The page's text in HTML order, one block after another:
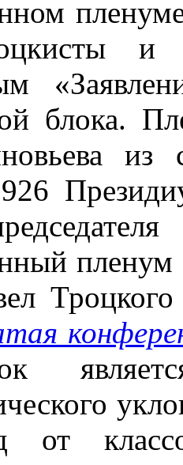
и
блока.